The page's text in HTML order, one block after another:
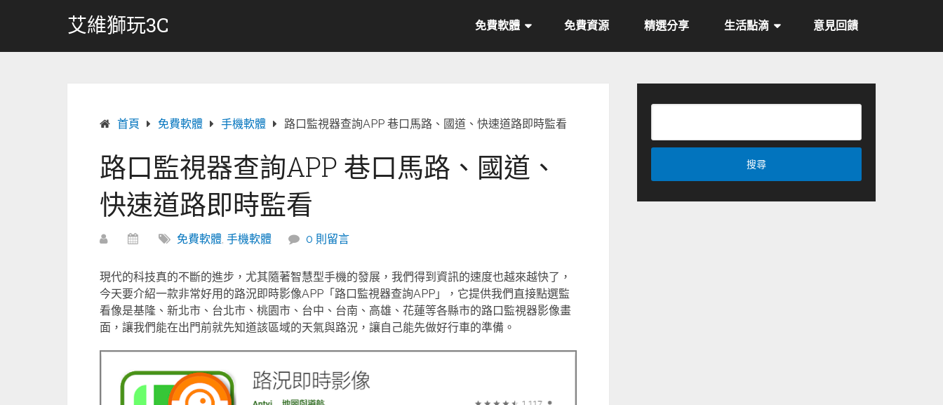
艾維獅玩3C 免費軟體 免費資源 精選分享 生活點滴 意見回饋
首頁 免費軟體 手機軟體 路口監視器查詢APP 巷口馬路、國道、快速道路即時監看
路口監視器查詢APP 巷口馬路、國道、
快速道路即時監看
免費軟體, 手機軟體 0 則留言
現代的科技真的不斷的進步，尤其隨著智慧型手機的發展，我們得到資訊的速度也越來越快了，
今天要介紹一款非常好用的路況即時影像APP「路口監視器查詢APP」，它提供我們直接點選監
看像是基隆、新北市、台北市、桃園市、台中、台南、高雄、花蓮等各縣市的路口監視器影像畫
面，讓我們能在出門前就先知道該區域的天氣與路況，讓自己能先做好行車的準備。